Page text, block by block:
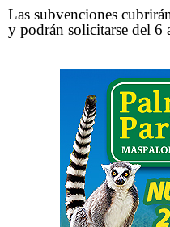
Las subvenciones
y podrán solicitarse del 6